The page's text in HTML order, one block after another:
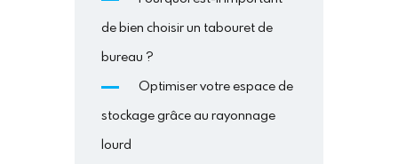
de bien choisir un tabouret de
bureau ?
Optimiser votre espace de
stockage grâce au rayonnage
lourd